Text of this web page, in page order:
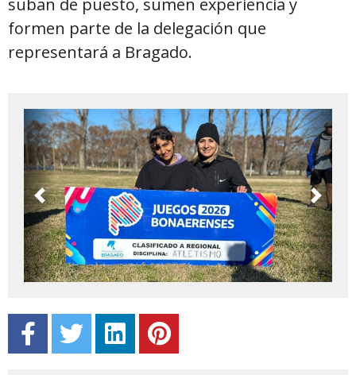
formen parte de la delegación que
representará a Bragado.
Previous Next